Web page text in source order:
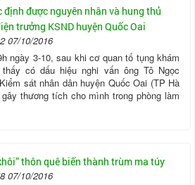
định được nguyên nhân và hung thủ
trưởng KSND huyện Quốc Oai
07/10/2016
ngày 3-10, sau khi cơ quan tố tụng khám
có dấu hiệu nghi vấn ông Tô Ngọc
sát nhân dân huyện Quốc Oai (TP Hà
thương tích cho mình trong phòng làm
thôn quê biến thành trùm ma túy
07/10/2016